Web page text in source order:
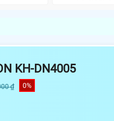
KH-DN4005
₫ 0%